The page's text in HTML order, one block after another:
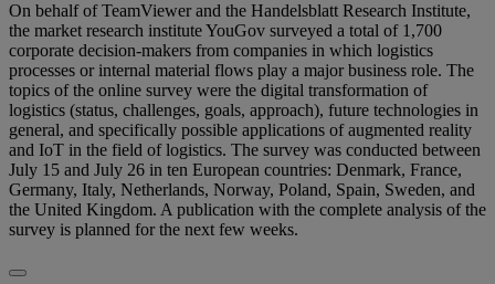
On behalf of TeamViewer and the Handelsblatt Research Institute,
the market research institute YouGov surveyed a total of 1,700
corporate decision-makers from companies in which logistics
processes or internal material flows play a major business role. The
topics of the online survey were the digital transformation of
logistics (status, challenges, goals, approach), future technologies in
general, and specifically possible applications of augmented reality
and IoT in the field of logistics. The survey was conducted between
July 15 and July 26 in ten European countries: Denmark, France,
Germany, Italy, Netherlands, Norway, Poland, Spain, Sweden, and
the United Kingdom. A publication with the complete analysis of the
survey is planned for the next few weeks.